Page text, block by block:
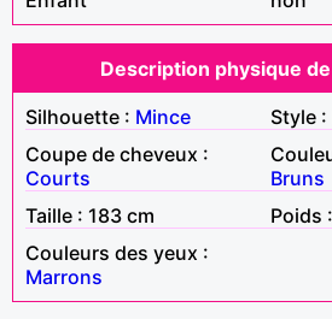
Description physique
Silhouette : Mince Style :
Coupe de cheveux :
Courts
Bruns
Taille : 183 cm
Poids
Couleurs des yeux :
Marrons